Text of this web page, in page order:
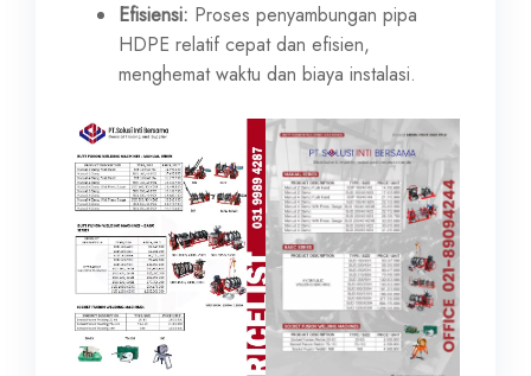
Efisiensi: Proses penyambungan pipa
HDPE relatif cepat dan efisien,
menghemat waktu dan biaya instalasi.